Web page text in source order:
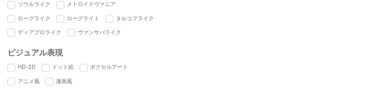
ソウルライク メトロイドヴァニア
ローグライク ローグライト タルコフライク
ディアブロライク ヴァンサバライク
ビジュアル表現
HD-2D ドット絵 ボクセルアート
アニメ風 漫画風